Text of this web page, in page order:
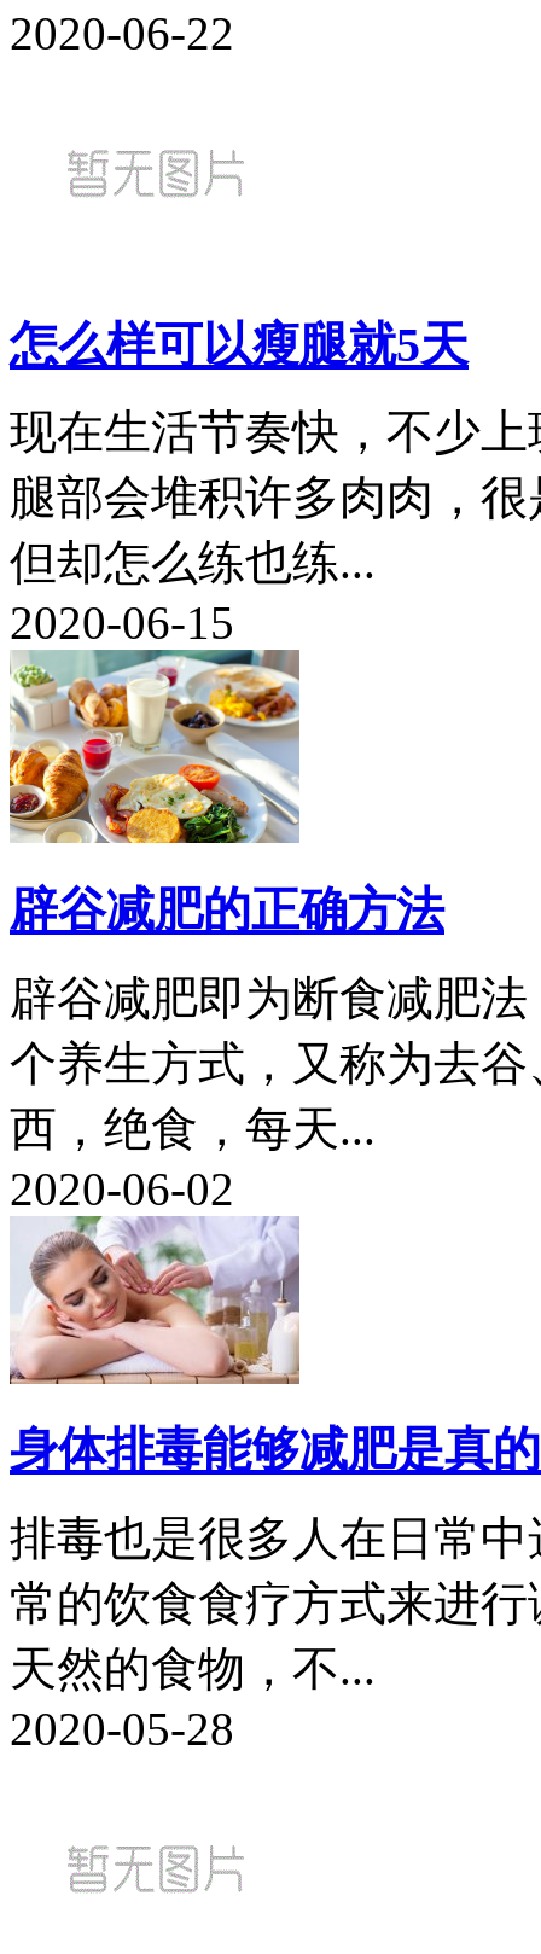
2020-06-22
怎么样可以瘦腿就5天
现在生活节奏快，不少
腿部会堆积许多肉肉，
但却怎么练也练...
2020-06-15
辟谷减肥的正确方法
辟谷减肥即为断食减肥
个养生方式，又称为去
西，绝食，每天...
2020-06-02
身体排毒能够减肥是真
排毒也是很多人在日常
常的饮食食疗方式来进
天然的食物，不...
2020-05-28